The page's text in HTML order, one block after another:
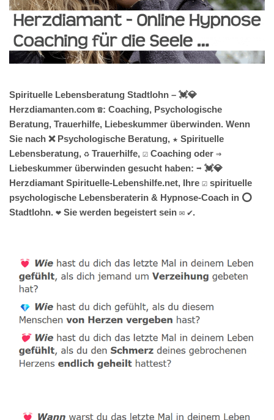
Spirituelle Lebensberatung Stadtlohn – 💓️💎
Herzdiamanten.com ☎️: Coaching, Psychologische
Beratung, Trauerhilfe, Liebeskummer überwinden. Wenn
Sie nach ❌ Psychologische Beratung, ★ Spirituelle
Lebensberatung, ♻ Trauerhilfe, ☑️ Coaching oder ⇒
Liebeskummer überwinden gesucht haben: ➡️ 💓️💎
Herzdiamant Spirituelle-Lebenshilfe.net, Ihre ☑️ spirituelle
psychologische Lebensberaterin & Hypnose-Coach in ⭕
Stadtlohn. ❤ Sie werden begeistert sein ✉ ✔.